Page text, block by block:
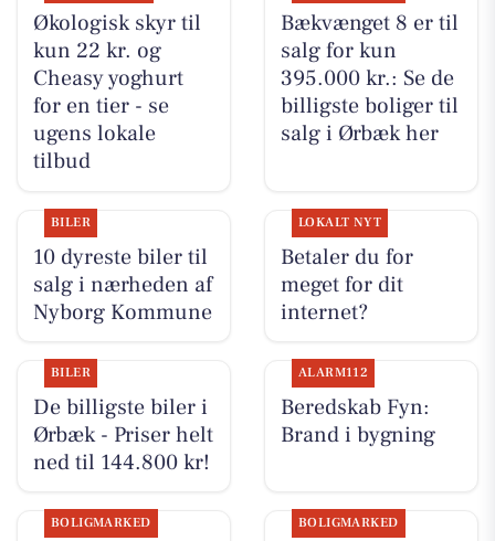
Økologisk skyr til
kun 22 kr. og
Cheasy yoghurt
for en tier - se
ugens lokale
tilbud
Bækvænget 8 er til
salg for kun
395.000 kr.: Se de
billigste boliger til
salg i Ørbæk her
BILER
10 dyreste biler til
salg i nærheden af
Nyborg Kommune
LOKALT NYT
Betaler du for
meget for dit
internet?
BILER
De billigste biler i
Ørbæk - Priser helt
ned til 144.800 kr!
ALARM112
Beredskab Fyn:
Brand i bygning
BOLIGMARKED BOLIGMARKED